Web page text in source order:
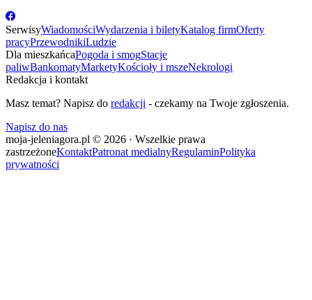
SerwisyWiadomościWydarzenia i biletyKatalog firmOferty
pracyPrzewodnikiLudzie
Dla mieszkańcaPogoda i smogStacje
paliwBankomatyMarketyKościoły i mszeNekrologi
Redakcja i kontakt
Masz temat? Napisz do redakcji - czekamy na Twoje zgłoszenia.
Napisz do nas
moja-jeleniagora.pl © 2026 · Wszelkie prawa
zastrzeżoneKontaktPatronat medialnyRegulaminPolityka
prywatności